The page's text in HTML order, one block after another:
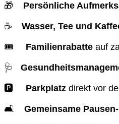
🎁 Persönliche
☕ Wasser, Tee und
🎟 Familienrabatte auf
🩺
🅿 Parkplatz direkt vor
🛋 Gemeinsame